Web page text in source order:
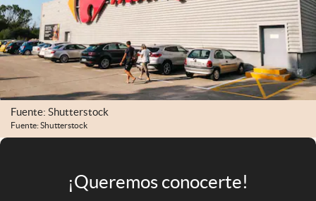
El Cronista Studio
Mediakit
abre en nueva pestaña
Argentina
Fuente: Shutterstock
Fuente: Shutterstock
¡Queremos conocerte!